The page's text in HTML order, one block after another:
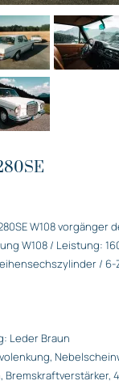
W108 vorgänger
W108 / Leistung:
/
Leder Braun